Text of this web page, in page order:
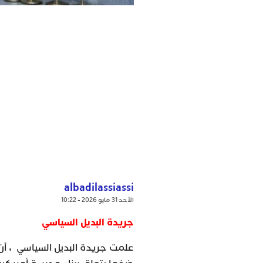
albadilassiassi
الأحد 31 مايو 2026 - 10:22
جريدة البديل السياسي
علمت جريدة البديل السياسي ،